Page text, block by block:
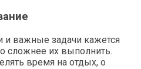
и важные задачи кажется
сложнее их выполнить.
время на отдых, о